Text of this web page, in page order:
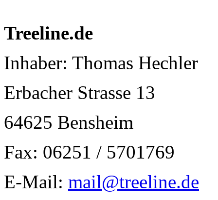
Treeline.de
Inhaber: Thomas Hechler
Erbacher Strasse 13
64625 Bensheim
Fax: 06251 / 5701769
E-Mail: mail@treeline.de